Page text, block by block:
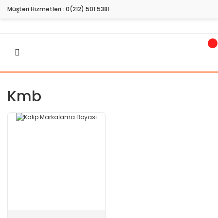
Müşteri Hizmetleri : 0(212) 501 5381
Kmb